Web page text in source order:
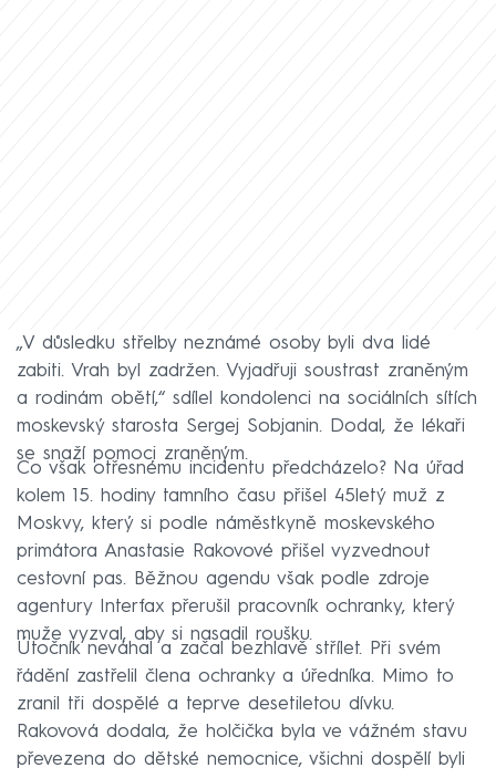
„V důsledku střelby neznámé osoby byli dva lidé
zabiti. Vrah byl zadržen. Vyjadřuji soustrast zraněným
a rodinám obětí,“ sdílel kondolenci na sociálních sítích
moskevský starosta Sergej Sobjanin. Dodal, že lékaři
se snaží pomoci zraněným.
Co však otřesnému incidentu předcházelo? Na úřad
kolem 15. hodiny tamního času přišel 45letý muž z
Moskvy, který si podle náměstkyně moskevského
primátora Anastasie Rakovové přišel vyzvednout
cestovní pas. Běžnou agendu však podle zdroje
agentury Interfax přerušil pracovník ochranky, který
muže vyzval, aby si nasadil roušku.
Útočník neváhal a začal bezhlavě střílet. Při svém
řádění zastřelil člena ochranky a úředníka. Mimo to
zranil tři dospělé a teprve desetiletou dívku.
Rakovová dodala, že holčička byla ve vážném stavu
převezena do dětské nemocnice, všichni dospělí byli